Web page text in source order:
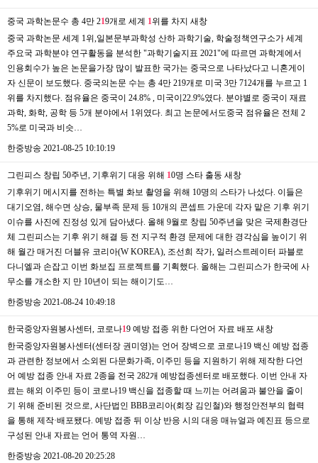
중국 과학논문수 총 4만 219개로 세계 1위를 차지 새창
중국 과학논문 세계 1위,일본문부과학성 산하 과학기술, 학술정책연구소가 세계
주요국 과학분야 연구활동을 분석한 "과학기술지표 2021"에 따르면 과학계에서
인용회수가 높은 논문을가장 많이 발표한 국가는 중국으로 나타났다고 니혼게이
자 신문이 보도했다. 중국의논문 수는 총 4만 219개로 미국 3만 7124개를 누르고 1
위를 차지했다. 점유율은 중국이 24.8% , 미국이22.9%였다. 분야별로 중국이 재료
과학, 화학, 공학 등 5개 분야에서 1위였다. 최고 논문에서도중국 점유율은 전체 2
5%로 미국과 비슷…
한중방송 2021-08-25 10:10:19
그린피스 창립 50주년, 기후위기 대응 위해 10명 스타 출동 새창
기후위기 메시지를 전하는 특별 화보 촬영을 위해 10명의 스타가 나섰다. 이들은
대기오염, 해수면 상승, 물부족 문제 등 10개의 콘셉트 가운데 각자 맡은 기후 위기
이슈를 사진에 진정성 있게 담아냈다. 올해 9월로 창립 50주년을 맞은 국제환경단
체 그린피스는 기후 위기 해결 등 전 지구적 환경 문제에 대한 경각심을 높이기 위
해 월간 매거진 더블유 코리아(W KOREA), 조선희 작가, 일러스트레이터 파블로
다니엘과 손잡고 이번 화보집 프로젝트를 기획했다. 올해는 그린피스가 한국에 사
무소를 개소한 지 만 10년이 되는 해이기도…
한중방송 2021-08-24 10:49:18
한국중앙자원봉사센터, 코로나19 예방 접종 위한 다언어 자료 배포 새창
한국중앙자원봉사센터(센터장 권미영)는 언어 장벽으로 코로나19 백신 예방 접종
과 관련한 정보에서 소외된 다문화가족, 이주민 등을 지원하기 위해 제작한 다언
어 예방 접종 안내 자료 2종을 전국 282개 예방접종센터로 배포했다. 이번 안내 자
료는 해외 이주민 등이 코로나19 백신을 접종할 때 느끼는 어려움과 불안을 줄이
기 위해 준비된 것으로, 사단법인 BBB코리아(회장 김인철)와 행정안전부의 협력
을 통해 제작·배포됐다. 예방 접종 뒤 이상 반응 시의 대응 매뉴얼과 예진표 등으로
구성된 안내 자료는 언어 통역 자원…
한중방송 2021-08-20 20:25:28